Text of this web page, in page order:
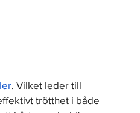
. Vilket leder till
trötthet i både